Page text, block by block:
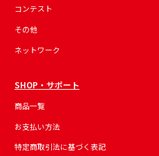
コンテスト
その他
ネットワーク
SHOP・サポート
商品一覧
お支払い方法
特定商取引法に基づく表記